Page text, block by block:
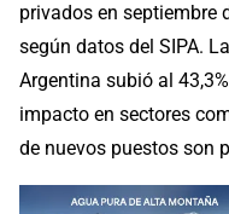
privados en septiembre
según datos del SIPA.
Argentina subió al
impacto en sectores
de nuevos puestos son